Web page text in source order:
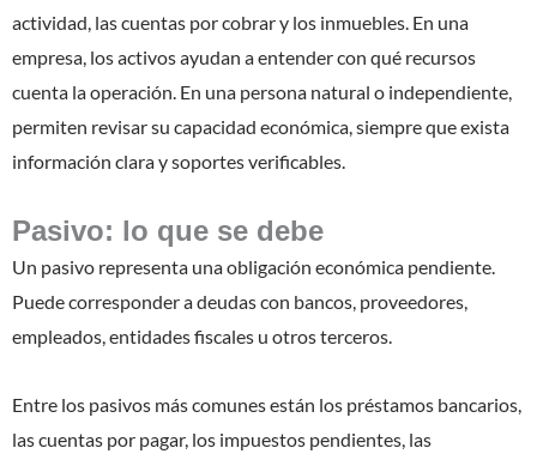
actividad, las cuentas por cobrar y los inmuebles. En una
empresa, los activos ayudan a entender con qué recursos
cuenta la operación. En una persona natural o independiente,
permiten revisar su capacidad económica, siempre que exista
información clara y soportes verificables.
Pasivo: lo que se debe
Un pasivo representa una obligación económica pendiente.
Puede corresponder a deudas con bancos, proveedores,
empleados, entidades fiscales u otros terceros.
Entre los pasivos más comunes están los préstamos bancarios,
las cuentas por pagar, los impuestos pendientes, las